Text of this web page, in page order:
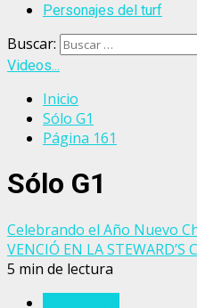
Personajes del turf
Buscar:
Videos...
Inicio
Sólo G1
Página 161
Sólo G1
Celebrando el Año Nuevo
VENCIÓ EN LA STEWARD’S
5 min de lectura